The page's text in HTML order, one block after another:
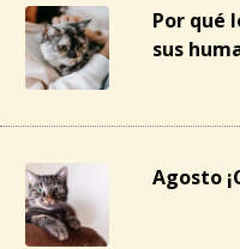
Por qué
sus
Agosto